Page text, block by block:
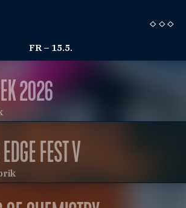
FR – 15.5.
2026
FEST V